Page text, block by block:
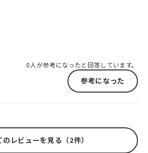
0人が参考になったと回答しています。
参考になった
のレビューを見る（2件）